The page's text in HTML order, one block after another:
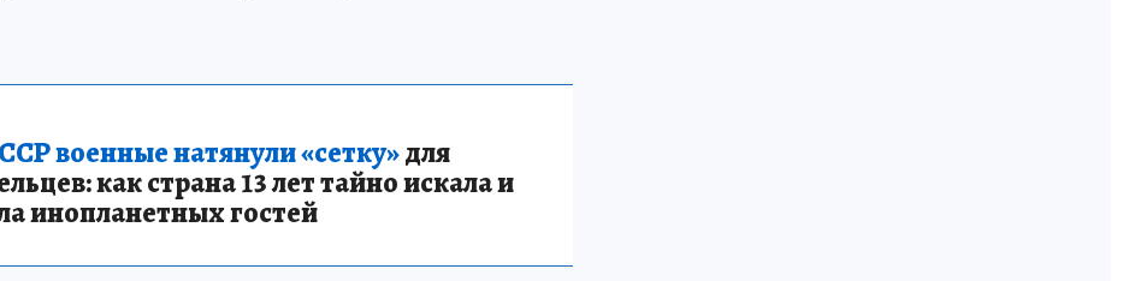
военные натянули «сетку»для
как страна 13 лет тайно искала и
инопланетных гостей